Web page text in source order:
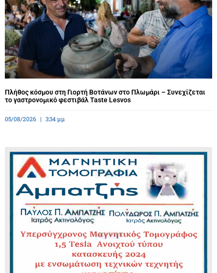
Πλήθος κόσμου στη Γιορτή Βοτάνων στο Πλωμάρι – Συνεχίζεται
το γαστρονομικό φεστιβάλ Taste Lesvos
05/08/2026 3:34 μμ